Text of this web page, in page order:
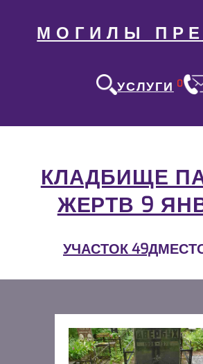
МОГИЛЫ
УСЛУГИ 0
КЛАДБИЩЕ
ЖЕРТВ 9
УЧАСТОК 49Д